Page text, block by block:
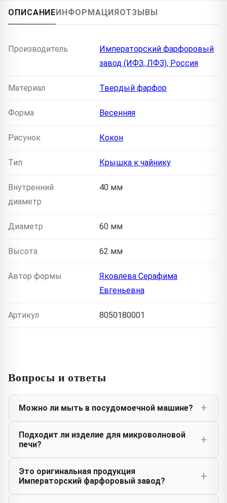
ОПИСАНИЕИНФОРМАЦИЯОТЗЫВЫ
Производитель
Императорский фарфоровый
завод (ИФЗ, ЛФЗ), Россия
Материал Твердый фарфор
Форма Весенняя
Рисунок Кокон
Тип Крышка к чайнику
Внутренний
диаметр
40 мм
Диаметр 60 мм
Высота 62 мм
Автор формы
Яковлева Серафима
Евгеньевна
Артикул 8050180001
Вопросы и ответы
Можно ли мыть в посудомоечной машине?
Подходит ли изделие для микроволновой
печи?
Это оригинальная продукция
Императорский фарфоровый завод?